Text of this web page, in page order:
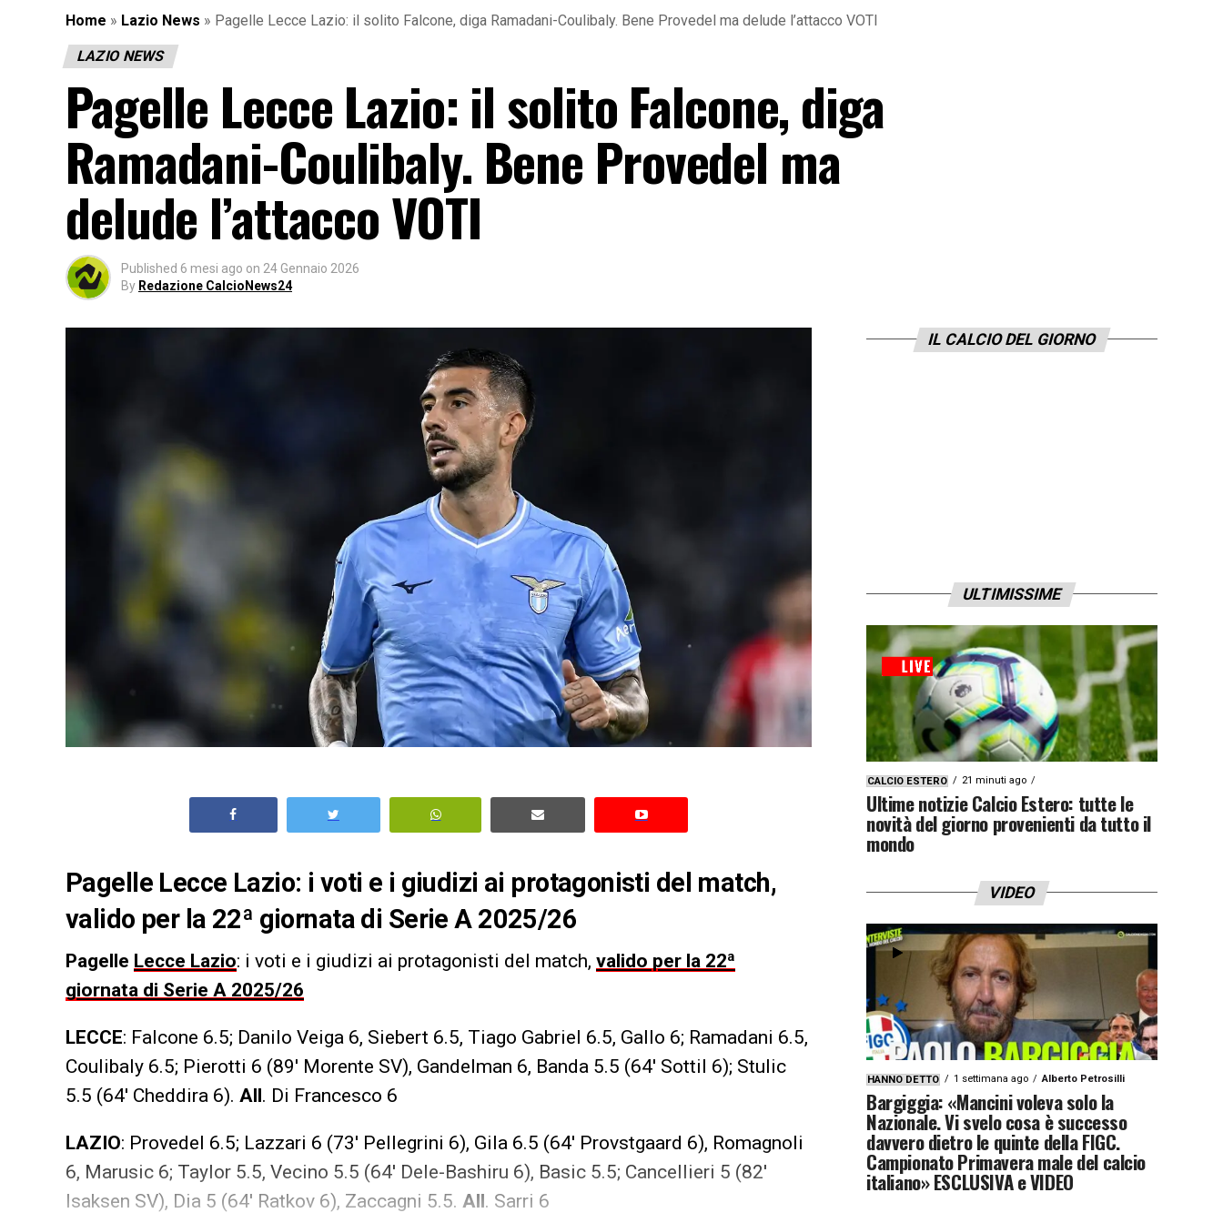
Home » Lazio News » Pagelle Lecce Lazio: il solito Falcone, diga Ramadani-Coulibaly. Bene Provedel ma delude l’attacco VOTI
LAZIO NEWS
Pagelle Lecce Lazio: il solito Falcone, diga
Ramadani-Coulibaly. Bene Provedel ma
delude l’attacco VOTI
Published 6 mesi ago on 24 Gennaio 2026
By Redazione CalcioNews24
Pagelle Lecce Lazio: i voti e i giudizi ai protagonisti del match,
valido per la 22ª giornata di Serie A 2025/26
Pagelle Lecce Lazio: i voti e i giudizi ai protagonisti del match, valido per la 22ª
giornata di Serie A 2025/26
LECCE: Falcone 6.5; Danilo Veiga 6, Siebert 6.5, Tiago Gabriel 6.5, Gallo 6; Ramadani 6.5,
Coulibaly 6.5; Pierotti 6 (89′ Morente SV), Gandelman 6, Banda 5.5 (64′ Sottil 6); Stulic
5.5 (64′ Cheddira 6). All. Di Francesco 6
LAZIO: Provedel 6.5; Lazzari 6 (73′ Pellegrini 6), Gila 6.5 (64′ Provstgaard 6), Romagnoli
6, Marusic 6; Taylor 5.5, Vecino 5.5 (64′ Dele-Bashiru 6), Basic 5.5; Cancellieri 5 (82′
Isaksen SV), Dia 5 (64′ Ratkov 6), Zaccagni 5.5. All. Sarri 6
IL CALCIO DEL GIORNO
ULTIMISSIME
CALCIO ESTERO 21 minuti ago
Ultime notizie Calcio Estero: tutte le
novità del giorno provenienti da tutto il
mondo
VIDEO
HANNO DETTO 1 settimana ago Alberto Petrosilli
Bargiggia: «Mancini voleva solo la
Nazionale. Vi svelo cosa è successo
davvero dietro le quinte della FIGC.
Campionato Primavera male del calcio
italiano» ESCLUSIVA e VIDEO